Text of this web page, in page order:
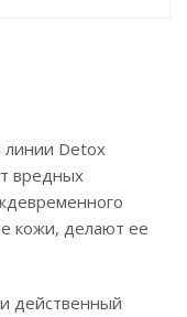
линии Detox
вредных
кожи, делают ее
действенный